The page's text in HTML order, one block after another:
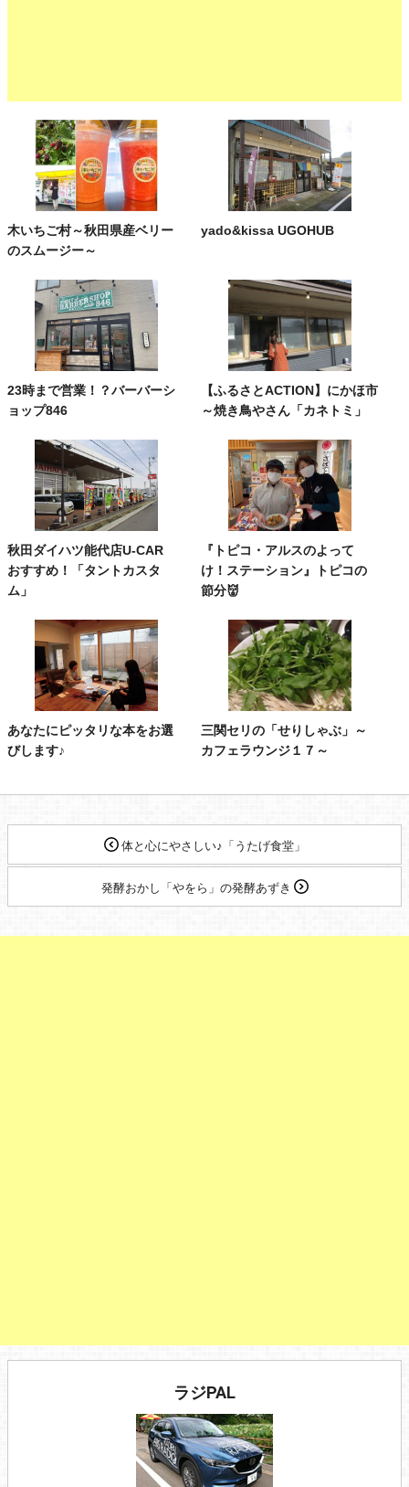
木いちご村～秋田県産ベリー
のスムージー～
yado&kissa UGOHUB
23時まで営業！？バーバーシ
ョップ846
【ふるさとACTION】にかほ市
～焼き鳥やさん「カネトミ」
秋田ダイハツ能代店U-CAR
おすすめ！「タントカスタ
ム」
『トピコ・アルスのよって
け！ステーション』トピコの
節分👹
あなたにピッタリな本をお選
びします♪
三関セリの「せりしゃぶ」～
カフェラウンジ１７～
体と心にやさしい♪「うたげ食堂」
発酵おかし「やをら」の発酵あずき
ラジPAL